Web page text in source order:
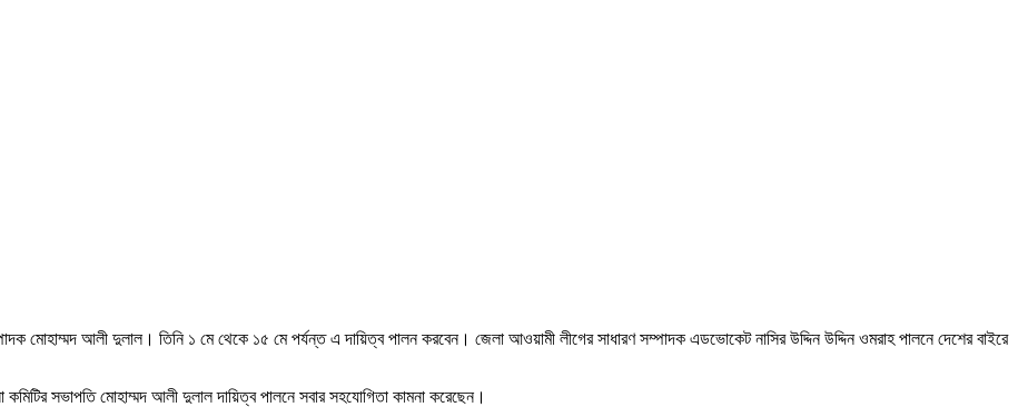
মোহাম্মদ আলী দুলাল। তিনি ১ মে থেকে ১৫ মে পর্যন্ত এ দায়িত্ব পালন করবেন। জেলা আওয়ামী লীগের সাধারণ সম্পাদক এডভোকেট নাসির উদ্দিন উদ্দিন ওমরাহ পালনে দেশের বাইরে
কমিটির সভাপতি মোহাম্মদ আলী দুলাল দায়িত্ব পালনে সবার সহযোগিতা কামনা করেছেন।